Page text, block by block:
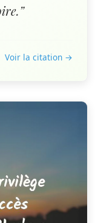
Voir la citation →